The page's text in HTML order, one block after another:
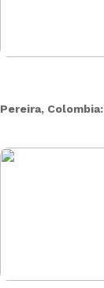
Pereira, Colombia: